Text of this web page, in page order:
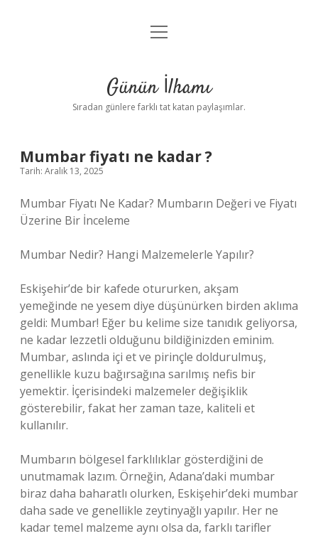
Anasayfa
Yasal Uyarı
menüyü
Günün İlhamı
Sıradan günlere farklı tat katan paylaşımlar.
Mumbar fiyatı ne kadar ?
Tarih: Aralık 13, 2025
Mumbar Fiyatı Ne Kadar? Mumbarın Değeri ve Fiyatı
Üzerine Bir İnceleme
Mumbar Nedir? Hangi Malzemelerle Yapılır?
Eskişehir’de bir kafede otururken, akşam
yemeğinde ne yesem diye düşünürken birden aklıma
geldi: Mumbar! Eğer bu kelime size tanıdık geliyorsa,
ne kadar lezzetli olduğunu bildiğinizden eminim.
Mumbar, aslında içi et ve pirinçle doldurulmuş,
genellikle kuzu bağırsağına sarılmış nefis bir
yemektir. İçerisindeki malzemeler değişiklik
gösterebilir, fakat her zaman taze, kaliteli et
kullanılır.
Mumbarın bölgesel farklılıklar gösterdiğini de
unutmamak lazım. Örneğin, Adana’daki mumbar
biraz daha baharatlı olurken, Eskişehir’deki mumbar
daha sade ve genellikle zeytinyağlı yapılır. Her ne
kadar temel malzeme aynı olsa da, farklı tarifler